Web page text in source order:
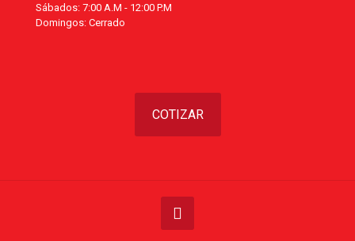
Sábados: 7:00 A.M - 12:00 P.M
Domingos: Cerrado
COTIZAR